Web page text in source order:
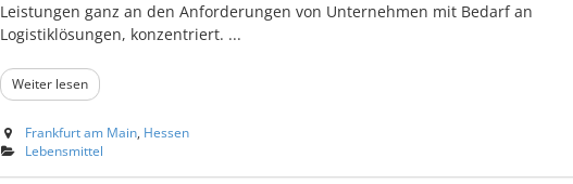
Leistungen ganz an den Anforderungen von Unternehmen mit Bedarf an
Logistiklösungen, konzentriert. ...
Weiter lesen
Frankfurt am Main, Hessen
Lebensmittel